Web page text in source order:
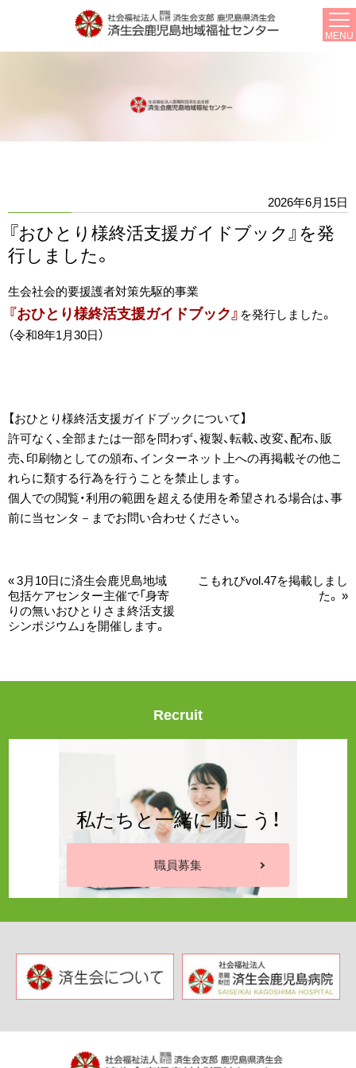
MENU
2026年6月15日
『おひとり様終活支援ガイドブック』を発
行しました。
生会社会的要援護者対策先駆的事業
『おひとり様終活支援ガイドブック』 を発行しました。
（令和8年1月30日）
【おひとり様終活支援ガイドブックについて】
許可なく、全部または一部を問わず、複製、転載、改変、配布、販
売、印刷物としての頒布、インターネット上への再掲載その他こ
れらに類する行為を行うことを禁止します。
個人での閲覧・利用の範囲を超える使用を希望される場合は、事
前に当センタ－までお問い合わせください。
«3月10日に済生会鹿児島地域
包括ケアセンター主催で「身寄
りの無いおひとりさま終活支援
シンポジウム」を開催します。
こもれびvol.47を掲載しまし
た。 »
Recruit
私たちと一緒に働こう！
職員募集